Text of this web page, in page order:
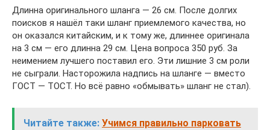
Длинна оригинального шланга — 26 см. После долгих
поисков я нашёл таки шланг приемлемого качества, но
он оказался китайским, и к тому же, длиннее оригинала
на 3 см — его длинна 29 см. Цена вопроса 350 руб. За
неимением лучшего поставил его. Эти лишние 3 см роли
не сыграли. Насторожила надпись на шланге — вместо
ГОСТ — ТОСТ. Но всё равно «обмывать» шланг не стал).
Читайте также: Учимся правильно парковать